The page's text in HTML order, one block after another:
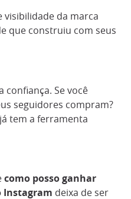
visibilidade da marca
que construiu com seus
confiança. Se você
seguidores compram?
tem a ferramenta
como posso ganhar
Instagram deixa de ser